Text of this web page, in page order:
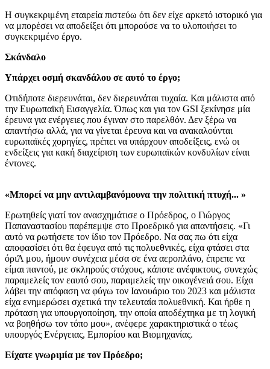
Η συγκεκριμένη εταιρεία πιστεύω ότι δεν είχε αρκετό ιστορικό για
να μπορέσει να αποδείξει ότι μπορούσε να το υλοποιήσει το
συγκεκριμένο έργο.
Σκάνδαλο
Υπάρχει οσμή σκανδάλου σε αυτό το έργο;
Οτιδήποτε διερευνάται, δεν διερευνάται τυχαία. Και μάλιστα από
την Ευρωπαϊκή Εισαγγελία. Όπως και για τον GSI ξεκίνησε μία
έρευνα για ενέργειες που έγιναν στο παρελθόν. Δεν ξέρω να
απαντήσω αλλά, για να γίνεται έρευνα και να ανακαλούνται
ευρωπαϊκές χορηγίες, πρέπει να υπάρχουν αποδείξεις, ενώ οι
ενδείξεις για κακή διαχείριση των ευρωπαϊκών κονδυλίων είναι
έντονες.
«Μπορεί να μην αντιλαμβανόμουνα την πολιτική πτυχή... »
Ερωτηθείς γιατί τον ανασχημάτισε ο Πρόεδρος, ο Γιώργος
Παπαναστασίου παρέπεμψε στο Προεδρικό για απαντήσεις. «Γι
αυτό να ρωτήσετε τον ίδιο τον Πρόεδρο. Να σας πω ότι είχα
αποφασίσει ότι θα έφευγα από τις πολυεθνικές, είχα φτάσει στα
όριΆ μου, ήμουν συνέχεια μέσα σε ένα αεροπλάνο, έπρεπε να
είμαι παντού, με σκληρούς στόχους, κάποτε ανέφικτους, συνεχώς
παραμελείς τον εαυτό σου, παραμελείς την οικογένειά σου. Είχα
λάβει την απόφαση να φύγω τον Ιανουάριο του 2023 και μάλιστα
είχα ενημερώσει σχετικά την τελευταία πολυεθνική. Και ήρθε η
πρόταση για υπουργοποίηση, την οποία αποδέχτηκα με τη λογική
να βοηθήσω τον τόπο μου», ανέφερε χαρακτηριστικά ο τέως
υπουργός Ενέργειας, Εμπορίου και Βιομηχανίας.
Είχατε γνωριμία με τον Πρόεδρο;